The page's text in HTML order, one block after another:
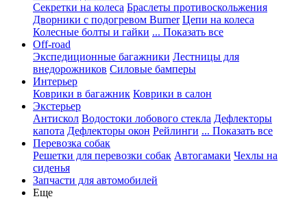
Секретки на колеса Браслеты противоскольжения
Дворники с подогревом Burner Цепи на колеса
Колесные болты и гайки ... Показать все
Off-road
Экспедиционные багажники Лестницы для
внедорожников Силовые бамперы
Интерьер
Коврики в багажник Коврики в салон
Экстерьер
Антискол Водостоки лобового стекла Дефлекторы
капота Дефлекторы окон Рейлинги ... Показать все
Перевозка собак
Решетки для перевозки собак Автогамаки Чехлы на
сиденья
Запчасти для автомобилей
Еще